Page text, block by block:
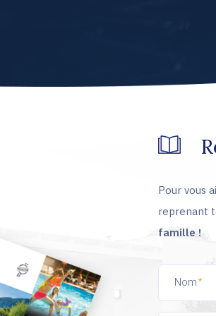
Pour vous
reprenant
famille !
Nom